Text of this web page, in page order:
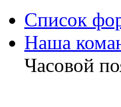
Список
Наша
Часовой